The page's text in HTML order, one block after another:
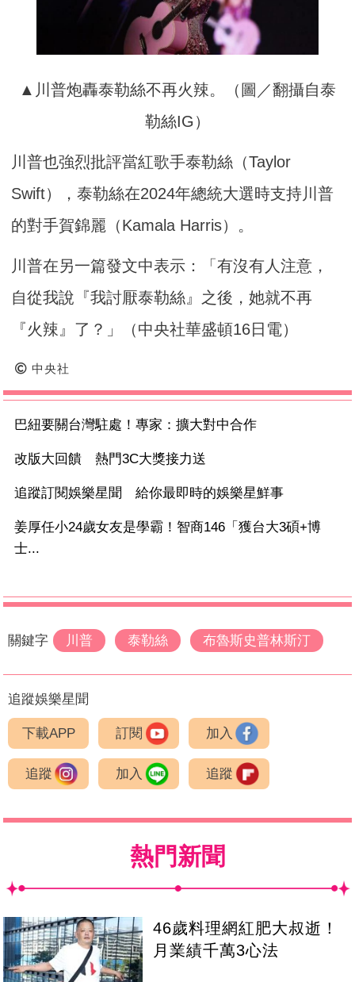
▲川普炮轟泰勒絲不再火辣。（圖／翻攝自泰
勒絲IG）
川普也強烈批評當紅歌手泰勒絲（Taylor
Swift），泰勒絲在2024年總統大選時支持川普
的對手賀錦麗（Kamala Harris）。
川普在另一篇發文中表示：「有沒有人注意，
自從我說『我討厭泰勒絲』之後，她就不再
『火辣』了？」（中央社華盛頓16日電）
中央社
巴紐要關台灣駐處！專家：擴大對中合作
改版大回饋 熱門3C大獎接力送
追蹤訂閱娛樂星聞 給你最即時的娛樂星鮮事
姜厚任小24歲女友是學霸！智商146「獲台大3碩+博
士...
關鍵字 川普 泰勒絲 布魯斯史普林斯汀
追蹤娛樂星聞
下載APP 訂閱 加入
追蹤 加入 追蹤
熱門新聞
46歲料理網紅肥大叔逝！
月業績千萬3心法